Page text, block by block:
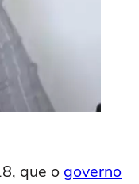
que o governo